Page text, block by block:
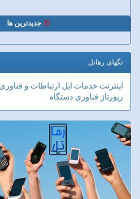
جدیدترین ها
تگهای رهاتل
اینترنت خدمات اپل ارتباطات و
رپورتاژ فناوری دستگاه